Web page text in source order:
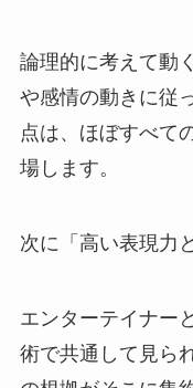
論理的に考えて動
や感情の動きに従
点は、ほぼすべて
場します。
次に「高い表現力
エンターテイナー
術で共通して見ら